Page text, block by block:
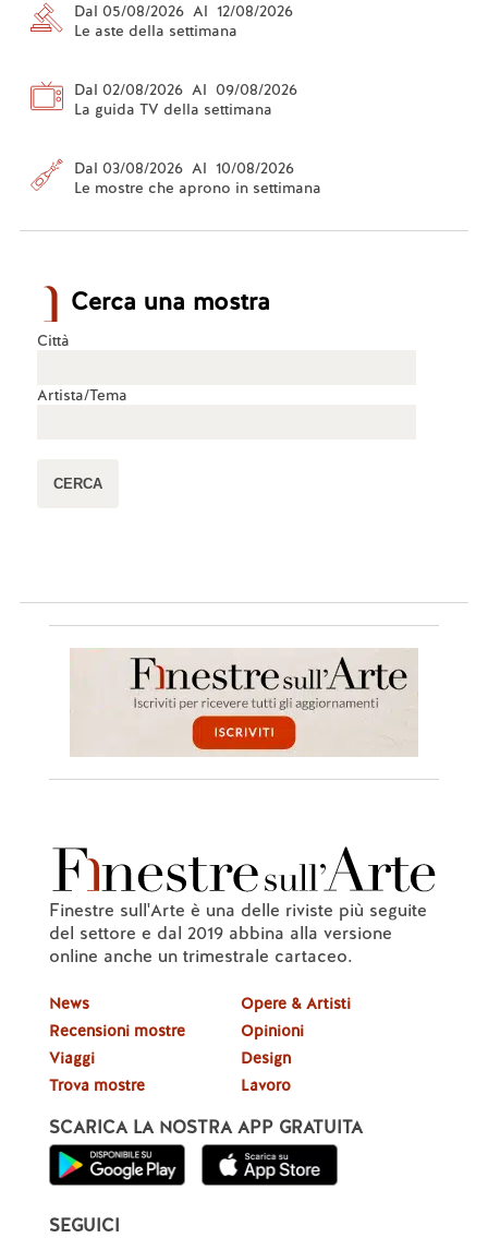
Dal 05/08/2026 Al 12/08/2026
Le aste della settimana
Dal 02/08/2026 Al 09/08/2026
La guida TV della settimana
Dal 03/08/2026 Al 10/08/2026
Le mostre che aprono in settimana
Cerca una mostra
Città
Artista/Tema
Finestre sull'Arte è una delle riviste più seguite
del settore e dal 2019 abbina alla versione
online anche un trimestrale cartaceo.
News
Recensioni mostre
Viaggi
Trova mostre
Opere & Artisti
Opinioni
Design
Lavoro
SCARICA LA NOSTRA APP GRATUITA
SEGUICI